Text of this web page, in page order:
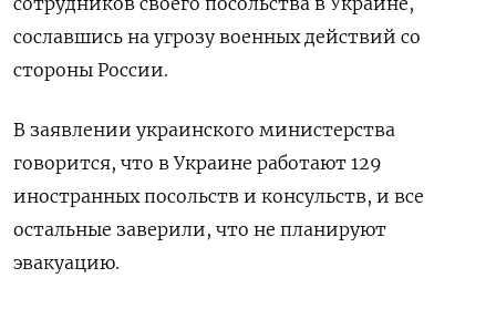
сославшись на угрозу военных действий со
стороны России.
В заявлении украинского министерства
говорится, что в Украине работают 129
иностранных посольств и консульств, и все
остальные заверили, что не планируют
эвакуацию.